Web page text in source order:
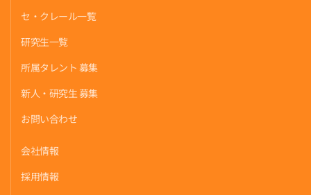
セ・クレール一覧
研究生一覧
所属タレント 募集
新人・研究生 募集
お問い合わせ
会社情報
採用情報